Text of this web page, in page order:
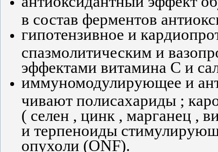
в состав ферментов
гипотензивное и
спазмолитическим и
эффектами витамина С и
иммуномодулирующее и
чивают полисахариды ;
( селен , цинк , марганец ,
и терпеноиды
опухоли (ONF).